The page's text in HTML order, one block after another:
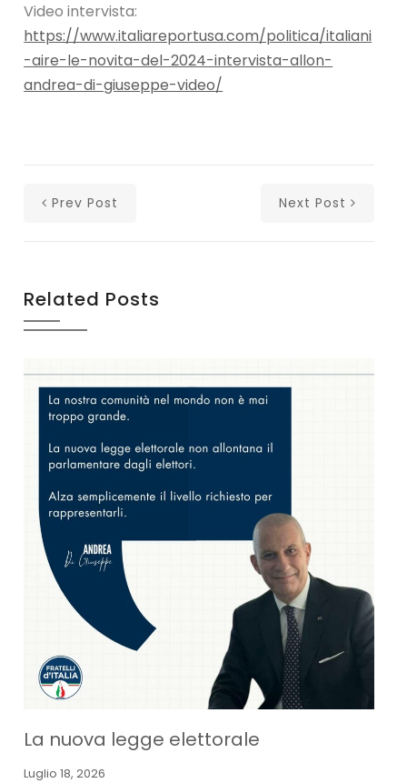
Video intervista:
https://www.italiareportusa.com/politica/italiani
-aire-le-novita-del-2024-intervista-allon-
andrea-di-giuseppe-video/
Prev Post Next Post
Related Posts
La nuova legge elettorale
Luglio 18, 2026